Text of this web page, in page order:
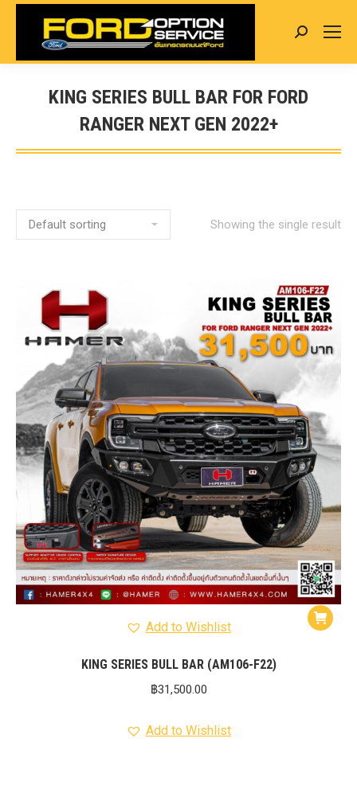
Search:
KING SERIES BULL BAR FOR FORD
RANGER NEXT GEN 2022+
You are here:
Showing the single result
Add to Wishlist
KING SERIES BULL BAR (AM106-F22)
฿31,500.00
Add to Wishlist